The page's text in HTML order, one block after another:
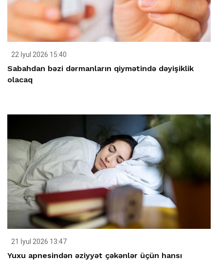
22 İyul 2026 15:40
Sabahdan bəzi dərmanların qiymətində dəyişiklik
olacaq
21 İyul 2026 13:47
Yuxu apnesindən əziyyət çəkənlər üçün hansı